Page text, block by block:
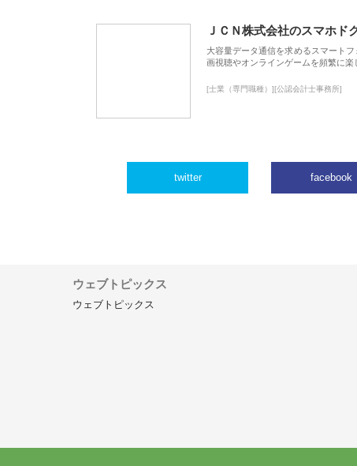
ＪＣＮ株式会社のスマホド
大容量データ通信を求めるスマート
画視聴やオンラインゲームを頻繁に
[士業（専門職種）][公認会計士事務所]
twitter facebook
ウェブトピックス
ウェブトピックス